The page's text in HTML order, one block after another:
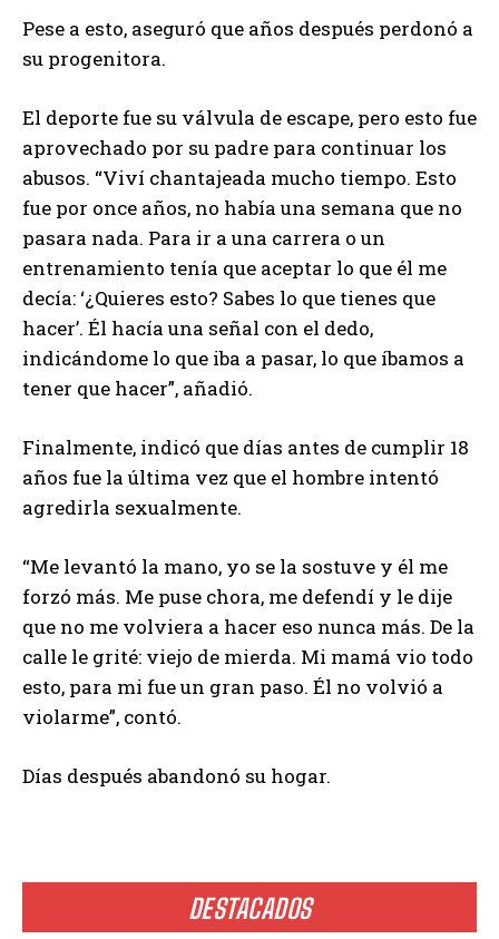
DESTACADOS
Pese a esto, aseguró que años después perdonó a
su progenitora.
El deporte fue su válvula de escape, pero esto fue
aprovechado por su padre para continuar los
abusos. “Viví chantajeada mucho tiempo. Esto
fue por once años, no había una semana que no
pasara nada. Para ir a una carrera o un
entrenamiento tenía que aceptar lo que él me
decía: ‘¿Quieres esto? Sabes lo que tienes que
hacer’. Él hacía una señal con el dedo,
indicándome lo que iba a pasar, lo que íbamos a
tener que hacer”, añadió.
Finalmente, indicó que días antes de cumplir 18
años fue la última vez que el hombre intentó
agredirla sexualmente.
“Me levantó la mano, yo se la sostuve y él me
forzó más. Me puse chora, me defendí y le dije
que no me volviera a hacer eso nunca más. De la
calle le grité: viejo de mierda. Mi mamá vio todo
esto, para mi fue un gran paso. Él no volvió a
violarme”, contó.
Días después abandonó su hogar.